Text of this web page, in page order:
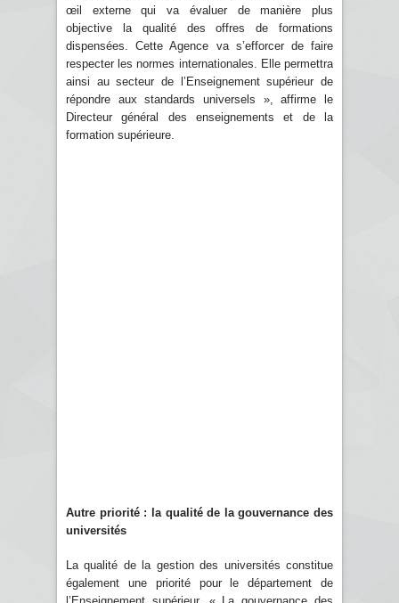
œil externe qui va évaluer de manière plus
objective la qualité des offres de formations
dispensées. Cette Agence va s’efforcer de faire
respecter les normes internationales. Elle permettra
ainsi au secteur de l’Enseignement supérieur de
répondre aux standards universels », affirme le
Directeur général des enseignements et de la
formation supérieure.
Autre priorité : la qualité de la gouvernance des
universités
La qualité de la gestion des universités constitue
également une priorité pour le département de